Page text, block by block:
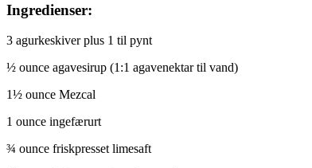
Ingredienser:
3 agurkeskiver plus 1 til pynt
½ ounce agavesirup (1:1 agavenektar til vand)
1½ ounce Mezcal
1 ounce ingefærurt
¾ ounce friskpresset limesaft